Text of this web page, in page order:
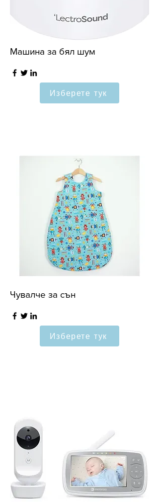
Машина за бял шум
Изберете тук
Чувалче за сън
Изберете тук